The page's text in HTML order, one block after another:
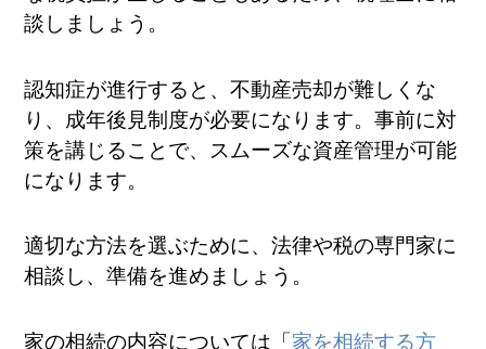
談しましょう。
認知症が進行すると、不動産売却が難しくな
り、成年後見制度が必要になります。事前に対
策を講じることで、スムーズな資産管理が可能
になります。
適切な方法を選ぶために、法律や税の専門家に
相談し、準備を進めましょう。
家の相続の内容については「家を相続する方